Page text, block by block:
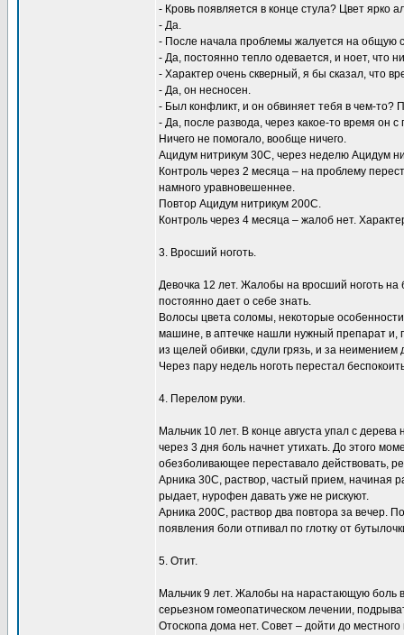
- Кровь появляется в конце стула? Цвет
- Да.
- После начала проблемы жалуется на общую
- Да, постоянно тепло одевается, и ноет, что
- Характер очень скверный, я бы сказал, что
- Да, он несносен.
- Был конфликт, и он обвиняет тебя в чем-то?
- Да, после развода, через какое-то время он
Ничего не помогало, вообще ничего.
Ацидум нитрикум 30С, через неделю Ацидум
Контроль через 2 месяца – на проблему
намного уравновешеннее.
Повтор Ацидум нитрикум 200С.
Контроль через 4 месяца – жалоб нет.
3. Вросший ноготь.
Девочка 12 лет. Жалобы на вросший ноготь
постоянно дает о себе знать.
Волосы цвета соломы, некоторые
машине, в аптечке нашли нужный препарат и,
из щелей обивки, сдули грязь, и за неимением
Через пару недель ноготь перестал
4. Перелом руки.
Мальчик 10 лет. В конце августа упал с
через 3 дня боль начнет утихать. До этого
обезболивающее переставало действовать,
Арника 30С, раствор, частый прием, начиная
рыдает, нурофен давать уже не рискуют.
Арника 200С, раствор два повтора за вечер.
появления боли отпивал по глотку от
5. Отит.
Мальчик 9 лет. Жалобы на нарастающую боль
серьезном гомеопатическом лечении,
Отоскопа дома нет. Совет – дойти до